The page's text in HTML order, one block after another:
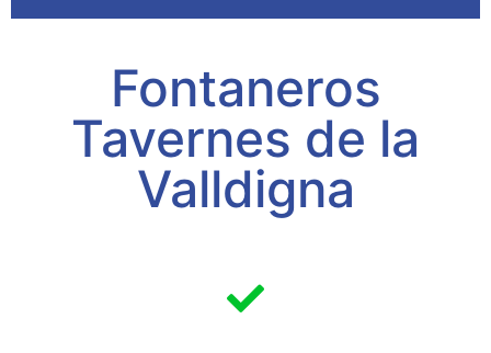
Fontaneros
Tavernes de la
Valldigna